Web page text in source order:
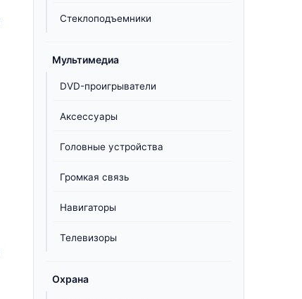
Стеклоподъемники
Мультимедиа
DVD-проигрыватели
Аксессуары
Головные устройства
Громкая связь
Навигаторы
Телевизоры
Охрана